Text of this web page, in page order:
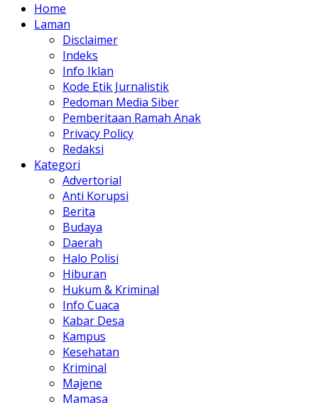
Home
Laman
Disclaimer
Indeks
Info Iklan
Kode Etik Jurnalistik
Pedoman Media Siber
Pemberitaan Ramah Anak
Privacy Policy
Redaksi
Kategori
Advertorial
Anti Korupsi
Berita
Budaya
Daerah
Halo Polisi
Hiburan
Hukum & Kriminal
Info Cuaca
Kabar Desa
Kampus
Kesehatan
Kriminal
Majene
Mamasa